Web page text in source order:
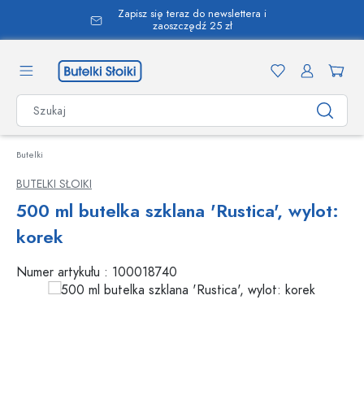
zawartości
Zapisz się teraz do newslettera i
zaoszczędź 25 zł
Butelki
BUTELKI SŁOIKI
500 ml butelka szklana 'Rustica', wylot:
korek
Numer artykułu : 100018740